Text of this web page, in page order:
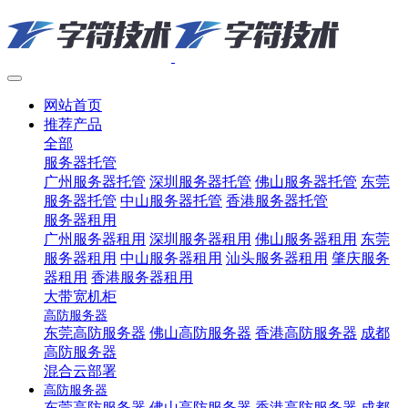
网站首页
推荐产品
全部
服务器托管
广州服务器托管 深圳服务器托管 佛山服务器托管 东莞
服务器托管 中山服务器托管 香港服务器托管
服务器租用
广州服务器租用 深圳服务器租用 佛山服务器租用 东莞
服务器租用 中山服务器租用 汕头服务器租用 肇庆服务
器租用 香港服务器租用
大带宽机柜
高防服务器
东莞高防服务器 佛山高防服务器 香港高防服务器 成都
高防服务器
混合云部署
高防服务器